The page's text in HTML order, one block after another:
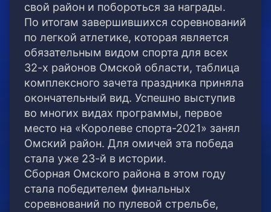
свой район и побороться за награды.
По итогам завершившихся соревнований
по легкой атлетике, которая является
обязательным видом спорта для всех
32-х районов Омской области, таблица
комплексного зачета праздника приняла
окончательный вид. Успешно выступив
во многих видах программы, первое
место на «Королеве спорта-2021» занял
Омский район. Для омичей эта победа
стала уже 23-й в истории.
Сборная Омского района в этом году
стала победителем финальных
соревнований по пулевой стрельбе,